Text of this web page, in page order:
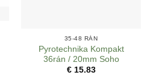
35-48 RÁN
Pyrotechnika Kompakt
36rán / 20mm Soho
€15.83